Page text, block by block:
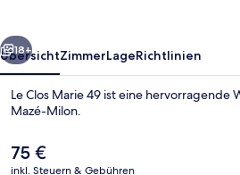
Weiter
18+
ÜbersichtZimmerLageRichtlinien
Le Clos Marie 49 ist eine hervorragende
Mazé-Milon.
Der
aktuelle
75 €
inkl. Steuern & Gebühren